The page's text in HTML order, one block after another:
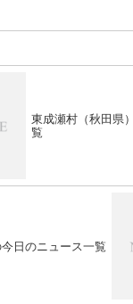
東成瀬村（秋田県
覧
日のニュース一覧